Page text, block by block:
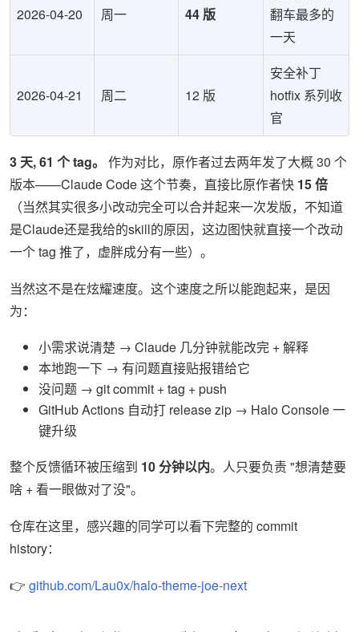
2026-04-20 周一 44 版
翻车最多的
一天
2026-04-21 周二 12 版
安全补丁
hotfix 系列收
官
3 天, 61 个 tag。 作为对比，原作者过去两年发了大概 30 个
版本——Claude Code 这个节奏，直接比原作者快 15 倍
（当然其实很多小改动完全可以合并起来一次发版，不知道
是Claude还是我给的skill的原因，这边图快就直接一个改动
一个 tag 推了，虚胖成分有一些）。
当然这不是在炫耀速度。这个速度之所以能跑起来，是因
为：
小需求说清楚 → Claude 几分钟就能改完 + 解释
本地跑一下 → 有问题直接贴报错给它
没问题 → git commit + tag + push
GitHub Actions 自动打 release zip → Halo Console 一
键升级
整个反馈循环被压缩到 10 分钟以内。人只要负责 "想清楚要
啥 + 看一眼做对了没"。
仓库在这里，感兴趣的同学可以看下完整的 commit
history：
👉 github.com/Lau0x/halo-theme-joe-next